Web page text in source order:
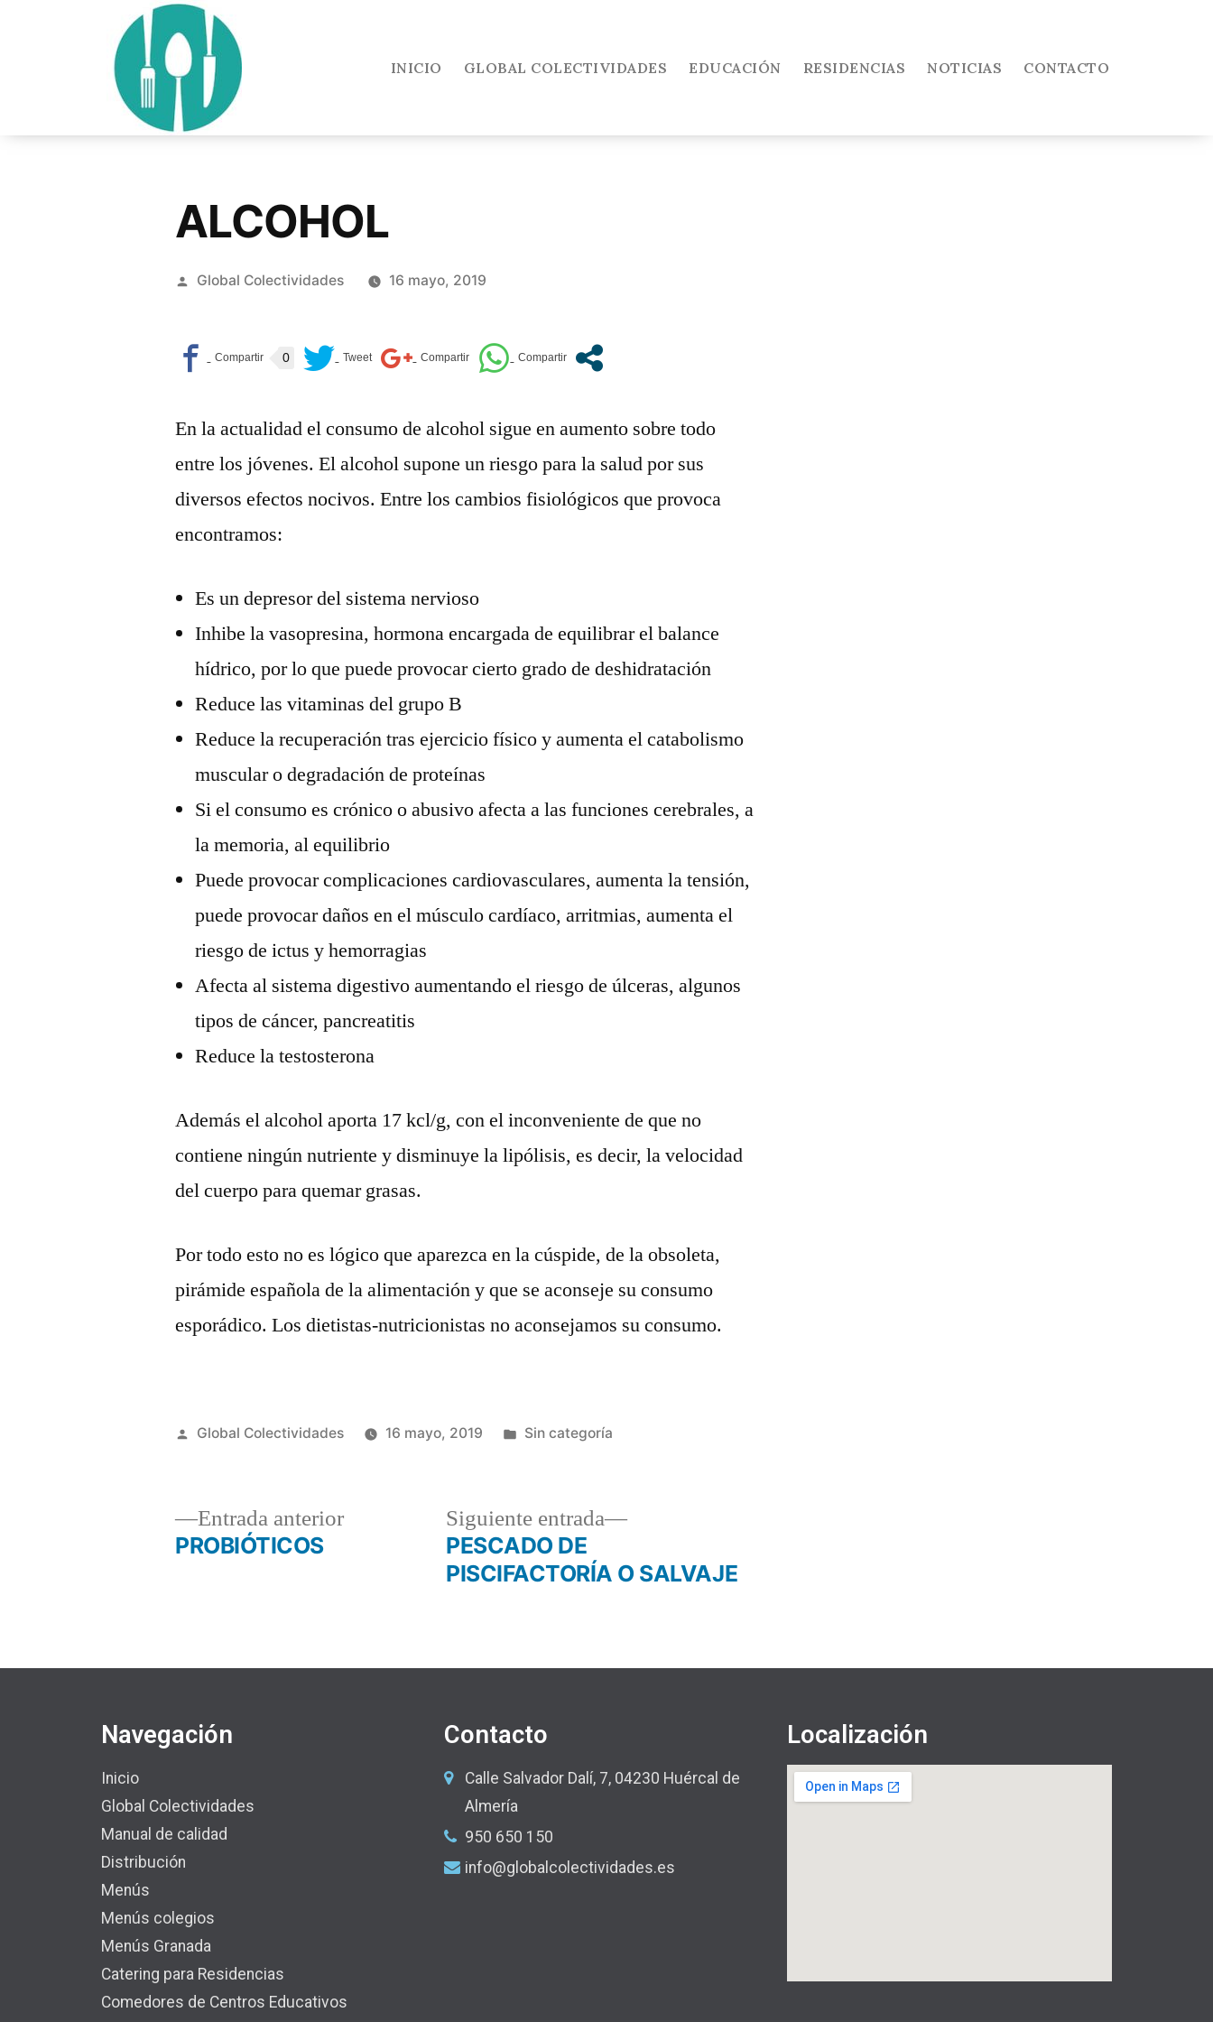
INICIO GLOBAL COLECTIVIDADES EDUCACIÓN RESIDENCIAS NOTICIAS CONTACTO
ALCOHOL
Global Colectividades 16 mayo, 2019
0
En la actualidad el consumo de alcohol sigue en aumento sobre todo
entre los jóvenes. El alcohol supone un riesgo para la salud por sus
diversos efectos nocivos. Entre los cambios fisiológicos que provoca
encontramos:
Es un depresor del sistema nervioso
Inhibe la vasopresina, hormona encargada de equilibrar el balance
hídrico, por lo que puede provocar cierto grado de deshidratación
Reduce las vitaminas del grupo B
Reduce la recuperación tras ejercicio físico y aumenta el catabolismo
muscular o degradación de proteínas
Si el consumo es crónico o abusivo afecta a las funciones cerebrales, a
la memoria, al equilibrio
Puede provocar complicaciones cardiovasculares, aumenta la tensión,
puede provocar daños en el músculo cardíaco, arritmias, aumenta el
riesgo de ictus y hemorragias
Afecta al sistema digestivo aumentando el riesgo de úlceras, algunos
tipos de cáncer, pancreatitis
Reduce la testosterona
Además el alcohol aporta 17 kcl/g, con el inconveniente de que no
contiene ningún nutriente y disminuye la lipólisis, es decir, la velocidad
del cuerpo para quemar grasas.
Por todo esto no es lógico que aparezca en la cúspide, de la obsoleta,
pirámide española de la alimentación y que se aconseje su consumo
esporádico. Los dietistas-nutricionistas no aconsejamos su consumo.
Global Colectividades 16 mayo, 2019 Sin categoría
Entrada anterior
PROBIÓTICOS
Siguiente entrada
PESCADO DE
PISCIFACTORÍA O SALVAJE
Navegación
Inicio
Global Colectividades
Manual de calidad
Distribución
Menús
Menús colegios
Menús Granada
Catering para Residencias
Comedores de Centros Educativos
Contacto
Calle Salvador Dalí, 7, 04230 Huércal de
Almería
950 650 150
info@globalcolectividades.es
Localización